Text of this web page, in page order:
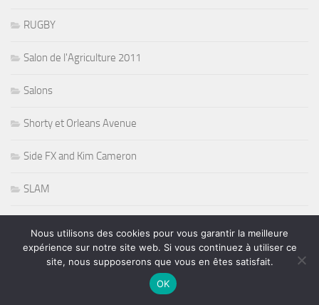
RUGBY
Salon de l'Agriculture 2011
Salons
Shorty et Orleans Avenue
Side FX and Kim Cameron
SLAM
Sports
Nous utilisons des cookies pour vous garantir la meilleure
expérience sur notre site web. Si vous continuez à utiliser ce
site, nous supposerons que vous en êtes satisfait.
OK